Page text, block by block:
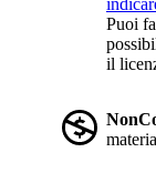
Puoi
il